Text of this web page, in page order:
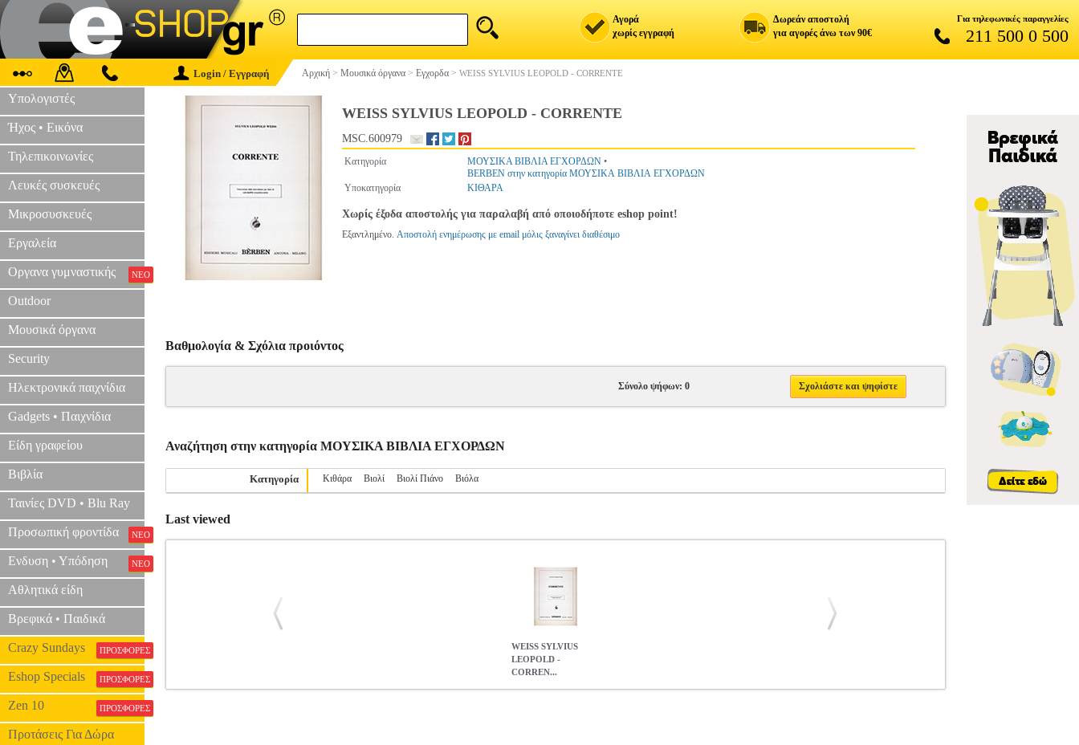
Αγορά
χωρίς εγγραφή
Δωρεάν αποστολή
για αγορές άνω των 90€
Για τηλεφωνικές παραγγελίες
211 500 0 500
Login / Εγγραφή Αρχική > Μουσικά όργανα > Εγχορδα > WEISS SYLVIUS LEOPOLD - CORRENTE
Υπολογιστές
Ήχος • Εικόνα
Τηλεπικοινωνίες
Λευκές συσκευές
Μικροσυσκευές
Εργαλεία
Οργανα γυμναστικής ΝΕΟ
Outdoor
Μουσικά όργανα
Security
Ηλεκτρονικά παιχνίδια
Gadgets • Παιχνίδια
Είδη γραφείου
Βιβλία
Ταινίες DVD • Blu Ray
Προσωπική φροντίδα ΝΕΟ
Ενδυση • Υπόδηση ΝΕΟ
Αθλητικά είδη
Βρεφικά • Παιδικά
Crazy Sundays ΠΡΟΣΦΟΡΕΣ
Eshop Specials ΠΡΟΣΦΟΡΕΣ
Zen 10 ΠΡΟΣΦΟΡΕΣ
Προτάσεις Για Δώρα
WEISS SYLVIUS LEOPOLD - CORRENTE
MSC.600979
Κατηγορία ΜΟΥΣΙΚΑ ΒΙΒΛΙΑ ΕΓΧΟΡΔΩΝ •
BERBEN στην κατηγορία ΜΟΥΣΙΚΑ ΒΙΒΛΙΑ ΕΓΧΟΡΔΩΝ
Υποκατηγορία
ΚΙΘΑΡΑ
Χωρίς έξοδα αποστολής για παραλαβή από οποιοδήποτε eshop point!
Εξαντλημένο. Αποστολή ενημέρωσης με email μόλις ξαναγίνει διαθέσιμο
Βαθμολογία & Σχόλια προιόντος
Σύνολο ψήφων: 0 Σχολιάστε και ψηφίστε
Αναζήτηση στην κατηγορία ΜΟΥΣΙΚΑ ΒΙΒΛΙΑ ΕΓΧΟΡΔΩΝ
Κατηγορία Κιθάρα Βιολί Βιολί Πιάνο Βιόλα
Last viewed
WEISS SYLVIUS
LEOPOLD -
CORREN...